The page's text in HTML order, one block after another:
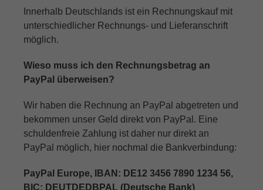
Innerhalb Deutschlands ist ein Rechnungskauf mit
unterschiedlicher Rechnungs- und Lieferanschrift
möglich.
Wieso muss ich den Rechnungsbetrag an
PayPal überweisen?
Wir haben die Rechnung an PayPal abgetreten und
bekommen unser Geld direkt von PayPal. Eine
schuldenfreie Zahlung ist daher nur direkt an
PayPal möglich, hier nochmal die Bankverbindung:
PayPal Europe, IBAN: DE12 3456 7890 1234 56,
BIC: DEUTDEDBPAL (Deutsche Bank)